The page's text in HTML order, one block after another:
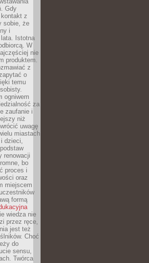
Gdy
z
sobie, że
i
lata. Istotna
W
nie
produktem.
z
o
temu
ogniwem
za
zaufanie i
niż
uwagę
miastach
dzieci,
renowacji
bo
proces i
oraz
miejscem
formą
wiedza nie
przez ręce,
jest też
Choć
do
sensu,
Twórca